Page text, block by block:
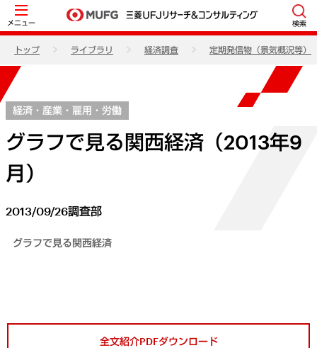
メニュー 検索
トップ ライブラリ 経済調査 定期発信物（景気概況等）
経済・産業・雇用・労働
グラフで見る関西経済（2013年9
月）
2013/09/26調査部
グラフで見る関西経済
全文紹介PDFダウンロード